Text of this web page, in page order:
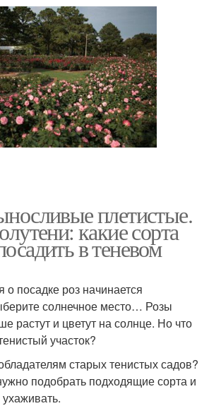
плетистые.
какие сорта
в теневом
о посадке роз начинается
солнечное место… Розы
растут и цветут на солнце. Но что
участок?
старых тенистых садов?
подобрать подходящие сорта и